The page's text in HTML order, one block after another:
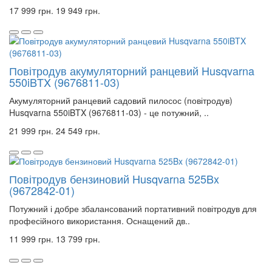
17 999 грн. 19 949 грн.
Повітродув акумуляторний ранцевий Husqvarna
550iBTX (9676811-03)
Акумуляторний ранцевий садовий пилосос (повітродув)
Husqvarna 550iBTX (9676811-03) - це потужний, ..
21 999 грн. 24 549 грн.
Повітродув бензиновий Husqvarna 525Bx
(9672842-01)
Потужний і добре збалансований портативний повітродув для
професійного використання. Оснащений дв..
11 999 грн. 13 799 грн.